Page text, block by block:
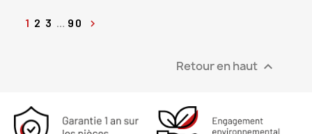
1 2 3 90 
Retour en haut 